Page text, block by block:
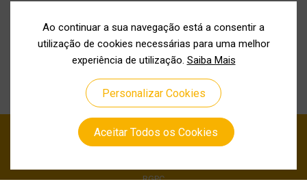
Política de Privacidade
RGPC
Ao continuar a sua navegação está a consentir a
utilização de cookies necessárias para uma melhor
experiência de utilização. Saiba Mais
Personalizar Cookies
Aceitar Todos os Cookies